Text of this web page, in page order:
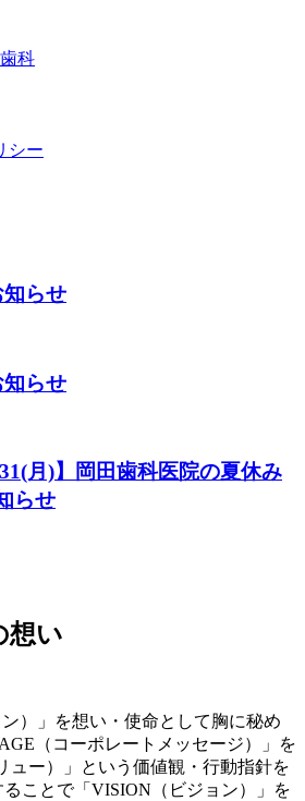
科
シー
らせ
らせ
31(月)】岡田歯科医院の夏休み
らせ
想い
ン）」を想い・使命として胸に秘め
（コーポレートメッセージ）」を
ュー）」という価値観・行動指針を
ことで「VISION（ビジョン）」を